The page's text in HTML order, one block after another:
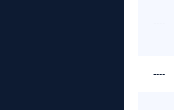
----
----